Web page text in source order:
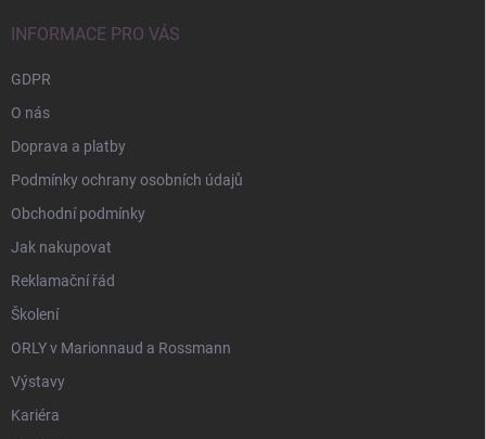
INFORMACE PRO VÁS
GDPR
O nás
Doprava a platby
Podmínky ochrany osobních údajů
Obchodní podmínky
Jak nakupovat
Reklamační řád
Školení
ORLY v Marionnaud a Rossmann
Výstavy
Kariéra